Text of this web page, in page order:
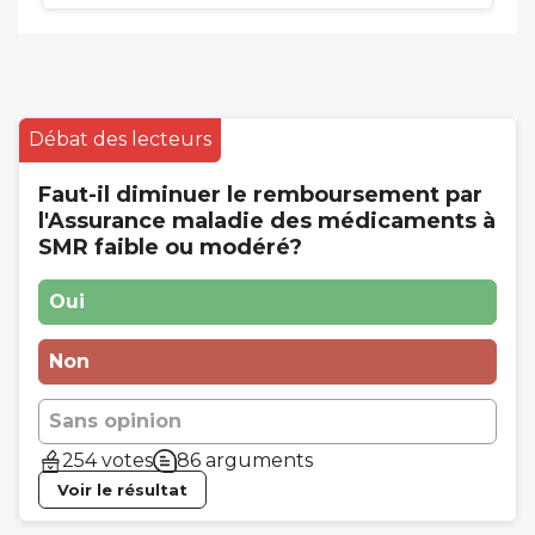
Débat des lecteurs
Faut-il diminuer le remboursement par
l'Assurance maladie des médicaments à
SMR faible ou modéré?
Oui
Non
Sans opinion
254 votes
86 arguments
Voir le résultat